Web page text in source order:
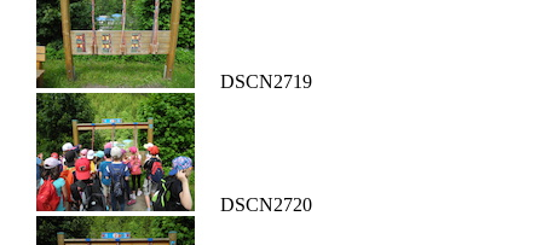
DSCN2719
DSCN2720